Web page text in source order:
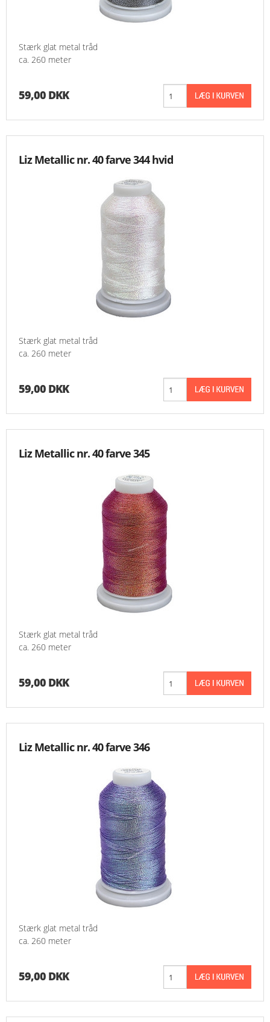
Stærk glat metal tråd
ca. 260 meter
59,00 DKK
Liz Metallic nr. 40 farve 344 hvid
Stærk glat metal tråd
ca. 260 meter
59,00 DKK
Liz Metallic nr. 40 farve 345
Stærk glat metal tråd
ca. 260 meter
59,00 DKK
Liz Metallic nr. 40 farve 346
Stærk glat metal tråd
ca. 260 meter
59,00 DKK